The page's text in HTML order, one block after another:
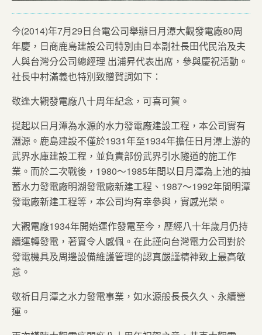
今(2014)年7月29日台電公司舉辦日月潭大觀發電廠80周
年慶，日商鹿島建設公司特別由日本副社長田代民治及夫
人與台灣分公司總經理 出浦昇代表出席，參與慶祝活動。
社長中村滿義也特別致贈賀詞如下：
敬逢大觀發電廠八十周年紀念，可喜可賀。
提起以日月潭為水源的水力發電廠建設工程，本公司實有
淵源。鹿島建設不僅於1931年至1934年擔任日月潭上游的
武界水庫建設工程，並負責部份武界引水隧道的施工作
業。而於二次戰後，1980～1985年間以日月潭為上池的抽
蓄水力發電廠明湖發電廠新建工程、1987～1992年間明潭
發電廠新建工程等，本公司均有幸參與，實感光榮。
大觀電廠1934年開始運作發電至今，歷經八十年歲月仍持
續運轉發電，著實令人感佩。在此謹向台灣電力公司對於
發電機具及周邊設備維護管理的認真嚴謹精神致上最高敬
意。
敬祈日月潭之水力發電事業，如水源般長長久久、永續營
運。